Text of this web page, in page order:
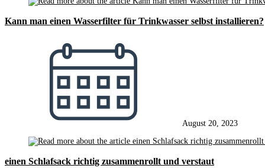
Kann man einen Wasserfilter für Trinkwasser selbst installieren?
August 20, 2023
einen Schlafsack richtig zusammenrollt und verstaut